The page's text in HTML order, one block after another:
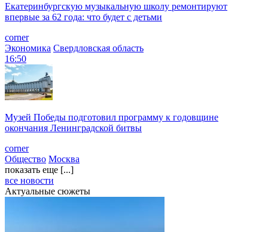
Екатеринбургскую музыкальную школу ремонтируют
впервые за 62 года: что будет с детьми
corner
Экономика Свердловская область
16:50
Музей Победы подготовил программу к годовщине
окончания Ленинградской битвы
corner
Общество Москва
показать еще [...]
все новости
Актуальные сюжеты